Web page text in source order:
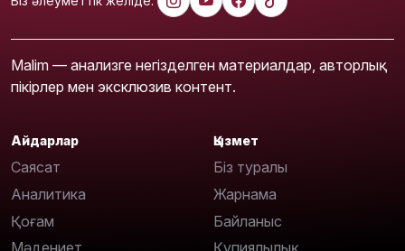
Malim — анализге негізделген материалдар, авторлық
пікірлер мен эксклюзив контент.
Айдарлар
Саясат
Аналитика
Қоғам
Қызмет
Біз туралы
Жарнама
Байланыс